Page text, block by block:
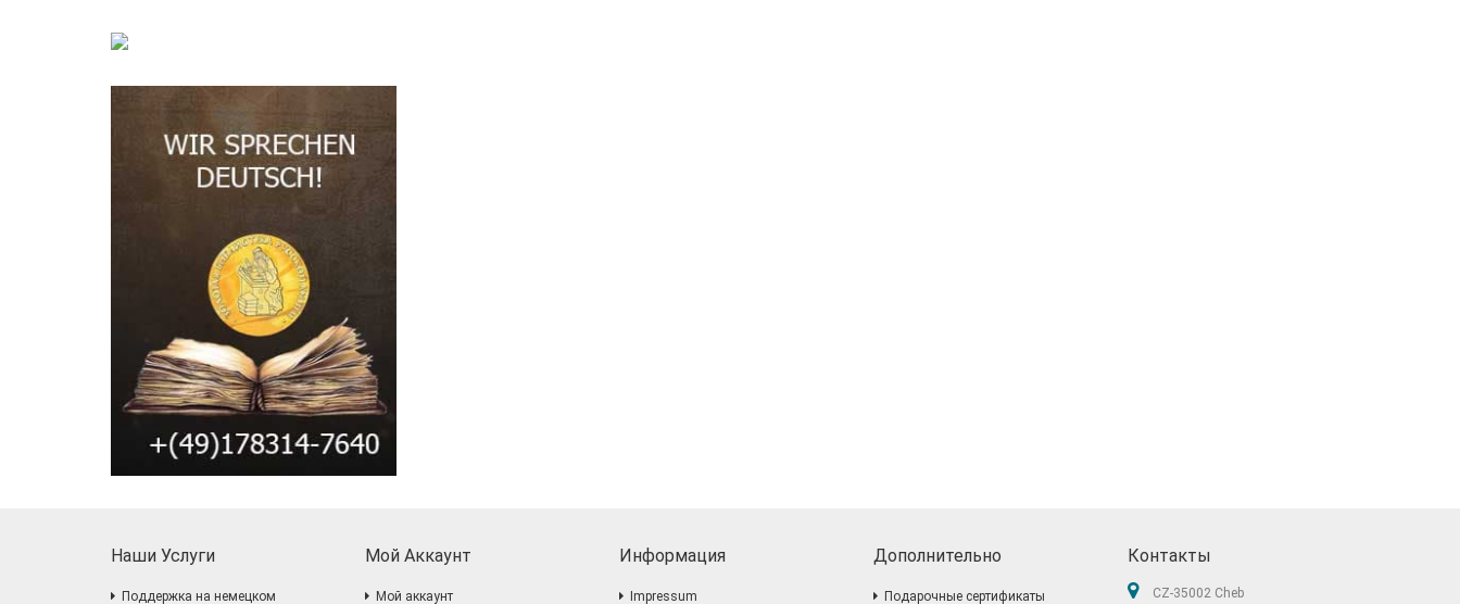
Наши Услуги
Поддержка на немецком
Мой Аккаунт
Мой аккаунт
Информация
Impressum
Дополнительно
Подарочные сертификаты
Контакты
CZ-35002 Cheb